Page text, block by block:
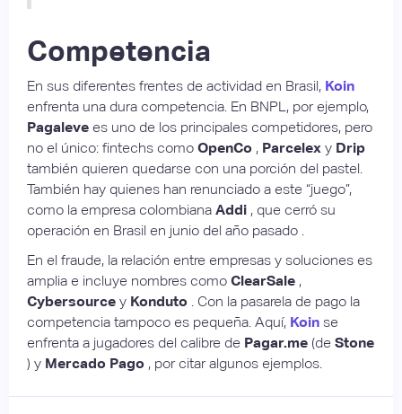
Competencia
En sus diferentes frentes de actividad en Brasil, Koin
enfrenta una dura competencia. En BNPL, por ejemplo,
Pagaleve es uno de los principales competidores, pero
no el único: fintechs como OpenCo , Parcelex y Drip
también quieren quedarse con una porción del pastel.
También hay quienes han renunciado a este “juego”,
como la empresa colombiana Addi , que cerró su
operación en Brasil en junio del año pasado .
En el fraude, la relación entre empresas y soluciones es
amplia e incluye nombres como ClearSale ,
Cybersource y Konduto . Con la pasarela de pago la
competencia tampoco es pequeña. Aquí, Koin se
enfrenta a jugadores del calibre de Pagar.me (de Stone
) y Mercado Pago , por citar algunos ejemplos.